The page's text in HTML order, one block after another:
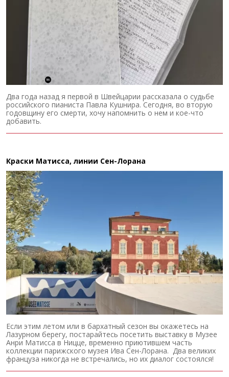
Два года назад я первой в Швейцарии рассказала о судьбе
российского пианиста Павла Кушнира. Сегодня, во вторую
годовщину его смерти, хочу напомнить о нем и кое-что
добавить.
Краски Матисса, линии Сен-Лорана
Если этим летом или в бархатный сезон вы окажетесь на
Лазурном берегу, постарайтесь посетить выставку в Музее
Анри Матисса в Ницце, временно приютившем часть
коллекции парижского музея Ива Сен-Лорана. Два великих
француза никогда не встречались, но их диалог состоялся!